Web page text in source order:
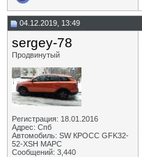
04.12.2019, 13:49
sergey-78
Продвинутый
Регистрация: 18.01.2016
Адрес: Спб
Автомобиль: SW КРОСС GFK32-
52-XSH МАРС
Сообщений: 3,440